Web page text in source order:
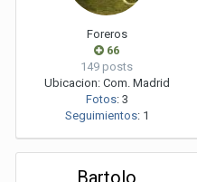
Foreros
66
149 posts
Ubicacion: Com. Madrid
Fotos: 3
Seguimientos: 1
Bartolo